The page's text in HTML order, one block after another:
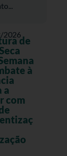
2026
de
à
a
com